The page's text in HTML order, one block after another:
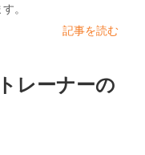
。
記事を読む
レーナーの